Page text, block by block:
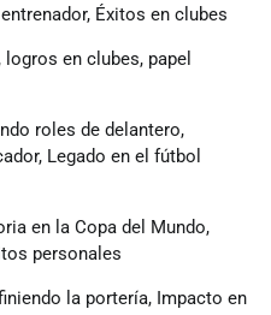
Éxitos en clubes
en clubes, papel
roles de delantero,
Legado en el fútbol
en la Copa del Mundo,
personales
la portería, Impacto en